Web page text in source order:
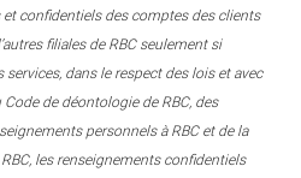
confidentiels des comptes des clients
filiales de RBC seulement si
dans le respect des lois et avec
de déontologie de RBC, des
personnels à RBC et de la
les renseignements confidentiels